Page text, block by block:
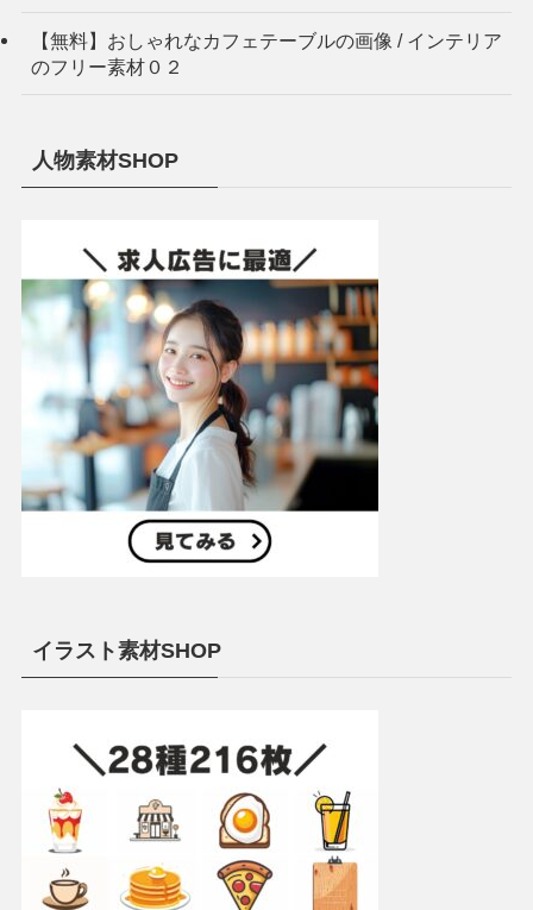
【無料】おしゃれなカフェテーブルの画像 / インテリア
のフリー素材０２
人物素材SHOP
イラスト素材SHOP